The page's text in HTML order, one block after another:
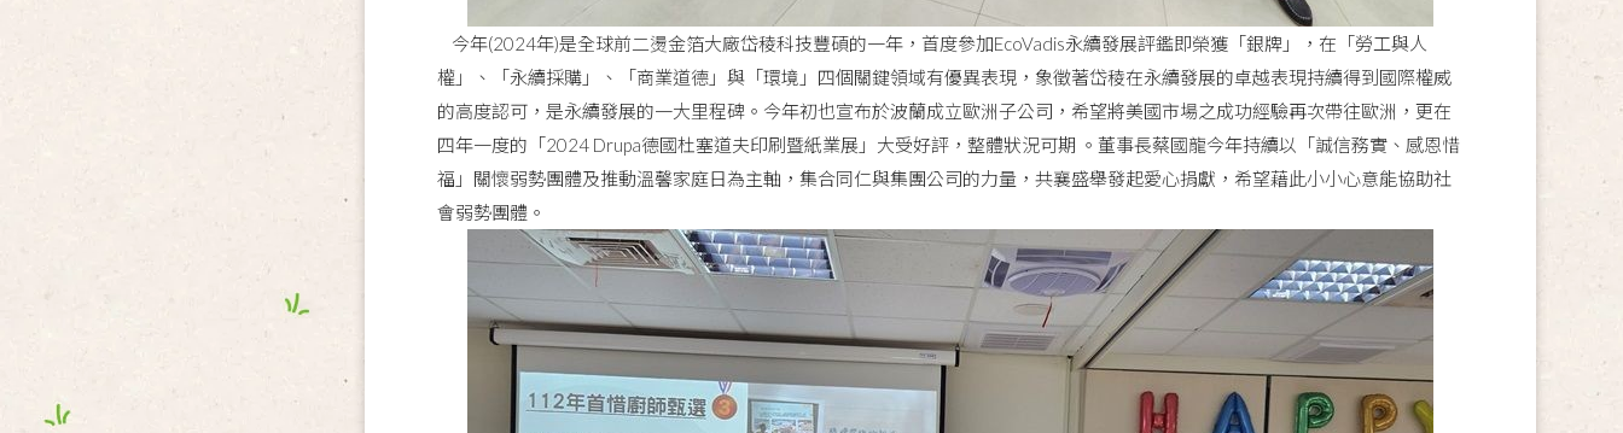
今年(2024年)是全球前二燙金箔大廠岱稜科技豐碩的一年，首度參加EcoVadis永續發展評鑑即榮獲「銀牌」，在「勞工與人
權」、「永續採購」、「商業道德」與「環境」四個關鍵領域有優異表現，象徵著岱稜在永續發展的卓越表現持續得到國際權威
的高度認可，是永續發展的一大里程碑。今年初也宣布於波蘭成立歐洲子公司，希望將美國市場之成功經驗再次帶往歐洲，更在
四年一度的「2024 Drupa德國杜塞道夫印刷暨紙業展」大受好評，整體狀況可期 。董事長蔡國龍今年持續以「誠信務實、感恩惜
福」關懷弱勢團體及推動溫馨家庭日為主軸，集合同仁與集團公司的力量，共襄盛舉發起愛心捐獻，希望藉此小小心意能協助社
會弱勢團體。